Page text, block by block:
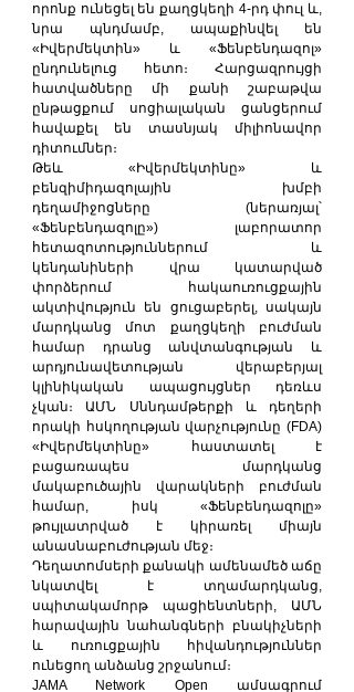
որոնք ունեցել են քաղցկեղի 4-րդ փուլ և,
նրա պնդմամբ, ապաքինվել են
«Իվերմեկտին» և «Ֆենբենդազոլ»
ընդունելուց հետո։ Հարցազրույցի
հատվածները մի քանի շաբաթվա
ընթացքում սոցիալական ցանցերում
հավաքել են տասնյակ միլիոնավոր
դիտումներ։
Թեև «Իվերմեկտինը» և
բենզիմիդազոլային խմբի
դեղամիջոցները (ներառյալ՝
«Ֆենբենդազոլը») լաբորատոր
հետազոտություններում և
կենդանիների վրա կատարված
փորձերում հակաուռուցքային
ակտիվություն են ցուցաբերել, սակայն
մարդկանց մոտ քաղցկեղի բուժման
համար դրանց անվտանգության և
արդյունավետության վերաբերյալ
կլինիկական ապացույցներ դեռևս
չկան։ ԱՄՆ Սննդամթերքի և դեղերի
որակի հսկողության վարչությունը (FDA)
«Իվերմեկտինը» հաստատել է
բացառապես մարդկանց
մակաբուծային վարակների բուժման
համար, իսկ «Ֆենբենդազոլը»
թույլատրված է կիրառել միայն
անասնաբուժության մեջ։
Դեղատոմսերի քանակի ամենամեծ աճը
նկատվել է տղամարդկանց,
սպիտակամորթ պացիենտների, ԱՄՆ
հարավային նահանգների բնակիչների
և ուռուցքային հիվանդություններ
ունեցող անձանց շրջանում։
JAMA Network Open ամսագրում